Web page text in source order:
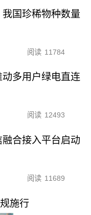
国珍稀物种数量
阅读 11784
动多用户绿电直连
阅读 12493
融合接入平台启动
阅读 11689
施行